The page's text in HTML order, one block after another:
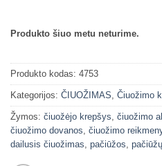
Produkto šiuo metu neturime.
Produkto kodas: 4753
Kategorijos: ČIUOŽIMAS Čiuožimo
Žymos: čiuožėjo krepšys čiuožimo
čiuožimo dovanos čiuožimo
dailusis čiuožimas pačiūžos